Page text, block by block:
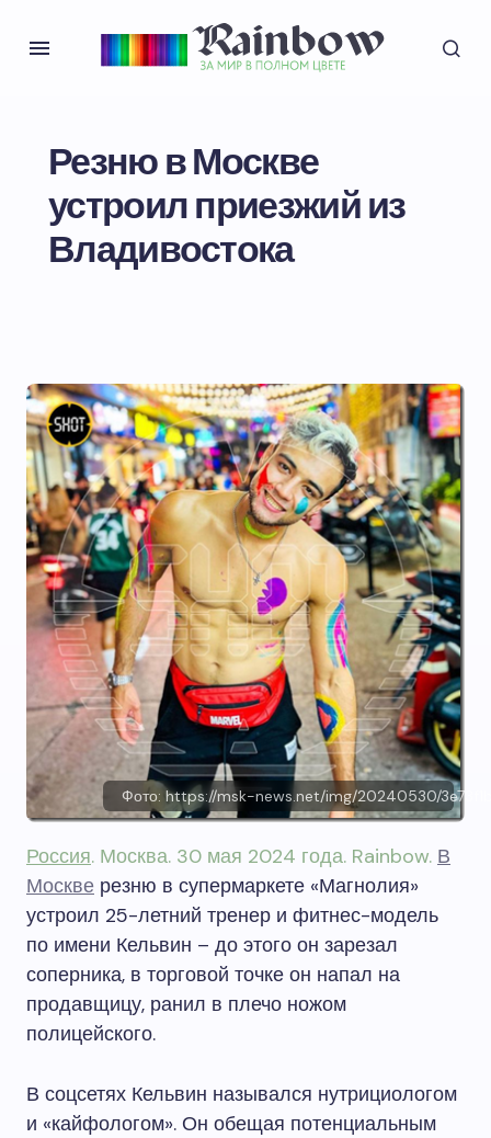
Резню в Москве
устроил приезжий из
Владивостока
Фото: https://msk-news.net/img/20240530/
Россия. Москва. 30 мая 2024 года. Rainbow. В
Москве резню в супермаркете «Магнолия»
устроил 25-летний тренер и фитнес-модель
по имени Кельвин – до этого он зарезал
соперника, в торговой точке он напал на
продавщицу, ранил в плечо ножом
полицейского.
В соцсетях Кельвин назывался нутрициологом
и «кайфологом». Он обещая потенциальным